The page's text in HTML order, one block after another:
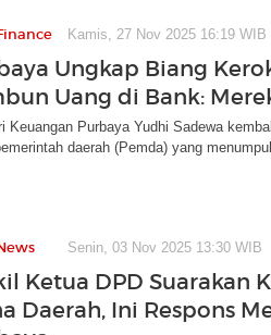
Kamis, 27 Nov 2025 16:19 WIB
Ungkap Biang
Uang di Bank:
Keuangan Purbaya Yudhi Sadewa
daerah (Pemda) yang
Senin, 03 Nov 2025 13:30 WIB
Ketua DPD Suarakan
Daerah, Ini Respons